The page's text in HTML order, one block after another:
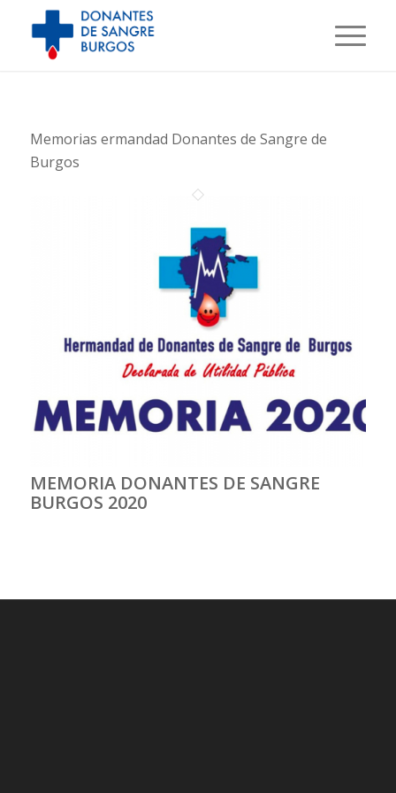
Memorias ermandad Donantes de Sangre de
Burgos
MEMORIA DONANTES DE SANGRE
BURGOS 2020